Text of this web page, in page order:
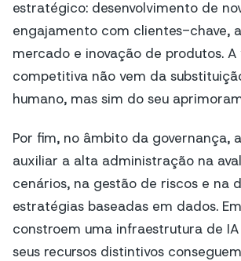
estratégico: desenvolvimento de
engajamento com clientes-chave,
mercado e inovação de produtos.
competitiva não vem da
humano, mas sim do seu
Por fim, no âmbito da governança,
auxiliar a alta administração na
cenários, na gestão de riscos e na
estratégias baseadas em dados.
constroem uma infraestrutura de
seus recursos distintivos